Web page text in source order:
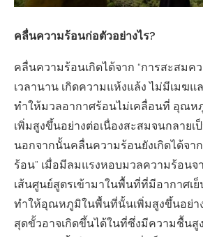
คลื่นความร้อนก่อตัวอย่างไร?
คลื่นความร้อนเกิดได้จาก “การสะสมค
เวลานาน เกิดความแห้งแล้ง ไม่มีเมฆ
ทำให้มวลอากาศร้อนไม่เคลื่อนที่ อุณ
เพิ่มสูงขึ้นอย่างต่อเนื่องสะสมจนกลาย
นอกจากนั้นคลื่นความร้อนยังเกิดได้จา
ร้อน” เมื่อมีลมแรงหอบมวลความร้อนจ
เส้นศูนย์สูตรเข้ามาในพื้นที่ที่มีอากาศเ
ทำให้อุณหภูมิในพื้นที่นั้นเพิ่มสูงขึ้นอย่า
สุดขั้วอาจเกิดขึ้นได้ในที่ซึ่งมีความชื้นสู